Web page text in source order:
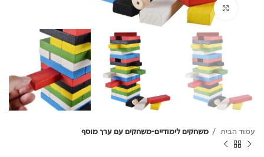
לחץ להגדלה
עמוד הבית משחקים לימודיים-משחקים עם ערך מוסף